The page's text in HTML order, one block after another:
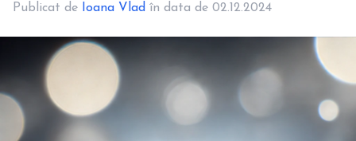
Publicat de Ioana Vlad în data de 02.12.2024